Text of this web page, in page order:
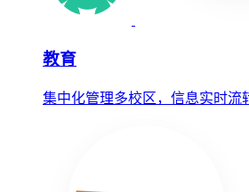
教育
集中化管理多校区，信息实时流